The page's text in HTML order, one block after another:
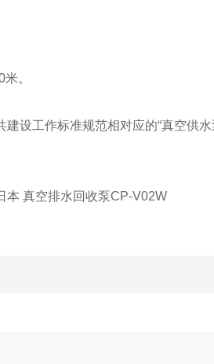
。
设工作标准规范相对应的“真空供水